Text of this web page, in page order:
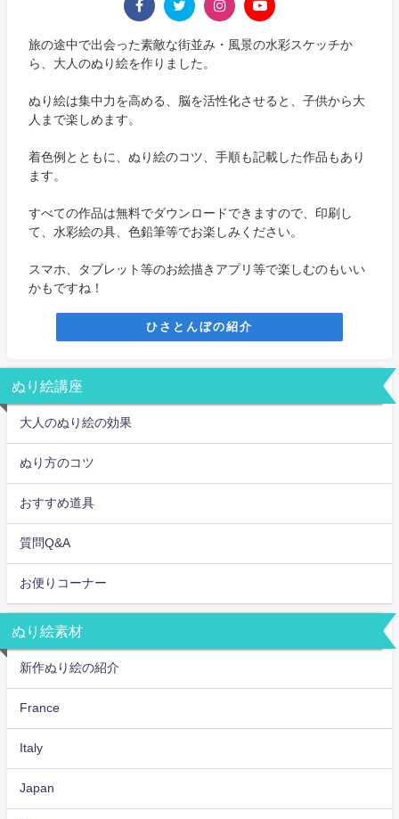
旅の途中で出会った素敵な街並み・風景の水彩スケッチか
ら、大人のぬり絵を作りました。
ぬり絵は集中力を高める、脳を活性化させると、子供から大
人まで楽しめます。
着色例とともに、ぬり絵のコツ、手順も記載した作品もあり
ます。
すべての作品は無料でダウンロードできますので、印刷し
て、水彩絵の具、色鉛筆等でお楽しみください。
スマホ、タブレット等のお絵描きアプリ等で楽しむのもいい
かもですね！
ひさとんぼの紹介
ぬり絵講座
大人のぬり絵の効果
ぬり方のコツ
おすすめ道具
質問Q&A
お便りコーナー
ぬり絵素材
新作ぬり絵の紹介
France
Italy
Japan